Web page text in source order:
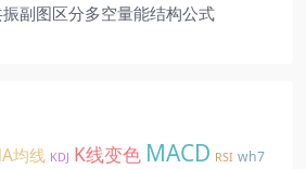
副图区分多空量能结构公式
均线 KDJ K线变色 MACD RSI wh7